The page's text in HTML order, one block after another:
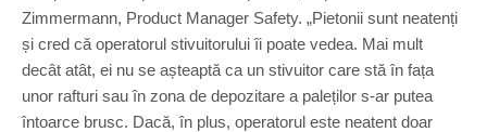
Zimmermann, Product Manager Safety. „Pietonii sunt neatenți
și cred că operatorul stivuitorului îi poate vedea. Mai mult
decât atât, ei nu se așteaptă ca un stivuitor care stă în fața
unor rafturi sau în zona de depozitare a paleților s-ar putea
întoarce brusc. Dacă, în plus, operatorul este neatent doar